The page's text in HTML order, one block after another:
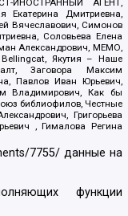
ИНОСТРАННЫЙ АГЕНТ,
Екатерина Дмитриевна,
Вячеславович, Симонов
Соловьева Елена
Александрович, МЕМО,
Якутия – Наше
Заговора Максим
Павлов Иван Юрьевич,
Владимирович, Как бы
библиофилов, Честные
Григорьева
, Гималова Регина
7755/ данные на
функции